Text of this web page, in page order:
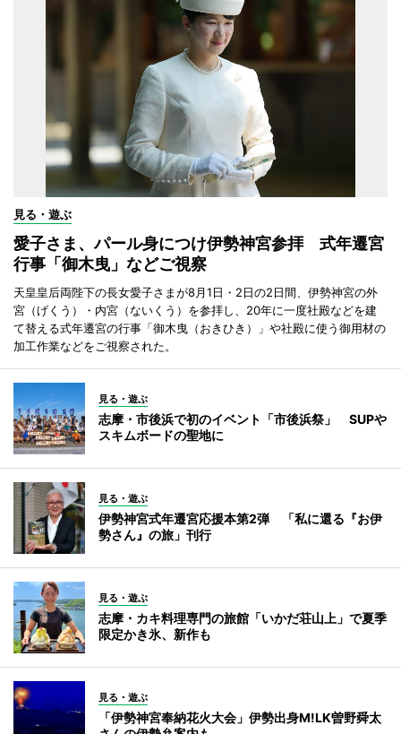
見る・遊ぶ
愛子さま、パール身につけ伊勢神宮参拝 式年遷宮
行事「御木曳」などご視察
天皇皇后両陛下の長女愛子さまが8月1日・2日の2日間、伊勢神宮の外
宮（げくう）・内宮（ないくう）を参拝し、20年に一度社殿などを建
て替える式年遷宮の行事「御木曳（おきひき）」や社殿に使う御用材の
加工作業などをご視察された。
見る・遊ぶ
志摩・市後浜で初のイベント「市後浜祭」 SUPや
スキムボードの聖地に
見る・遊ぶ
伊勢神宮式年遷宮応援本第2弾 「私に還る『お伊
勢さん』の旅」刊行
見る・遊ぶ
志摩・カキ料理専門の旅館「いかだ荘山上」で夏季
限定かき氷、新作も
見る・遊ぶ
「伊勢神宮奉納花火大会」伊勢出身M!LK曽野舜太